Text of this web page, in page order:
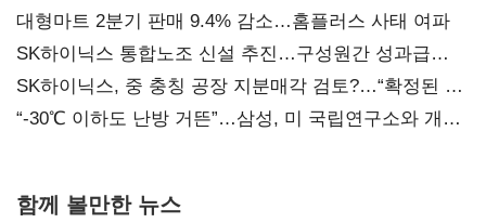
대형마트 2분기 판매 9.4% 감소…홈플러스 사태 여파
SK하이닉스 통합노조 신설 추진…구성원간 성과급
불만 확산
SK하이닉스, 중 충칭 공장 지분매각 검토?…“확정된 바
없어”
“-30℃ 이하도 난방 거뜬”…삼성, 미 국립연구소와 개발
함께 볼만한 뉴스